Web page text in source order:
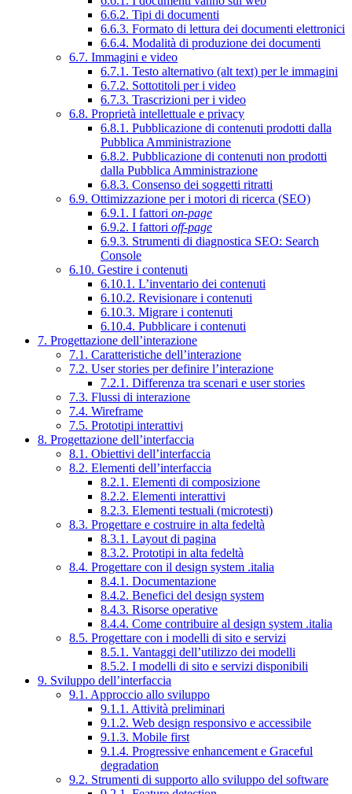
6.6.2. Tipi di documenti
6.6.3. Formato di lettura dei documenti elettronici
6.6.4. Modalità di produzione dei documenti
6.7. Immagini e video
6.7.1. Testo alternativo (alt text) per le immagini
6.7.2. Sottotitoli per i video
6.7.3. Trascrizioni per i video
6.8. Proprietà intellettuale e privacy
6.8.1. Pubblicazione di contenuti prodotti dalla
Pubblica Amministrazione
6.8.2. Pubblicazione di contenuti non prodotti
dalla Pubblica Amministrazione
6.8.3. Consenso dei soggetti ritratti
6.9. Ottimizzazione per i motori di ricerca (SEO)
6.9.1. I fattori on-page
6.9.2. I fattori off-page
6.9.3. Strumenti di diagnostica SEO: Search
Console
6.10. Gestire i contenuti
6.10.1. L’inventario dei contenuti
6.10.2. Revisionare i contenuti
6.10.3. Migrare i contenuti
6.10.4. Pubblicare i contenuti
7. Progettazione dell’interazione
7.1. Caratteristiche dell’interazione
7.2. User stories per definire l’interazione
7.2.1. Differenza tra scenari e user stories
7.3. Flussi di interazione
7.4. Wireframe
7.5. Prototipi interattivi
8. Progettazione dell’interfaccia
8.1. Obiettivi dell’interfaccia
8.2. Elementi dell’interfaccia
8.2.1. Elementi di composizione
8.2.2. Elementi interattivi
8.2.3. Elementi testuali (microtesti)
8.3. Progettare e costruire in alta fedeltà
8.3.1. Layout di pagina
8.3.2. Prototipi in alta fedeltà
8.4. Progettare con il design system .italia
8.4.1. Documentazione
8.4.2. Benefici del design system
8.4.3. Risorse operative
8.4.4. Come contribuire al design system .italia
8.5. Progettare con i modelli di sito e servizi
8.5.1. Vantaggi dell’utilizzo dei modelli
8.5.2. I modelli di sito e servizi disponibili
9. Sviluppo dell’interfaccia
9.1. Approccio allo sviluppo
9.1.1. Attività preliminari
9.1.2. Web design responsivo e accessibile
9.1.3. Mobile first
9.1.4. Progressive enhancement e Graceful
degradation
9.2. Strumenti di supporto allo sviluppo del software